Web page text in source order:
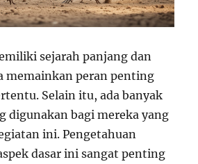
sejarah panjang dan
memainkan peran penting
Selain itu, ada banyak
digunakan bagi mereka yang
ini. Pengetahuan
dasar ini sangat penting